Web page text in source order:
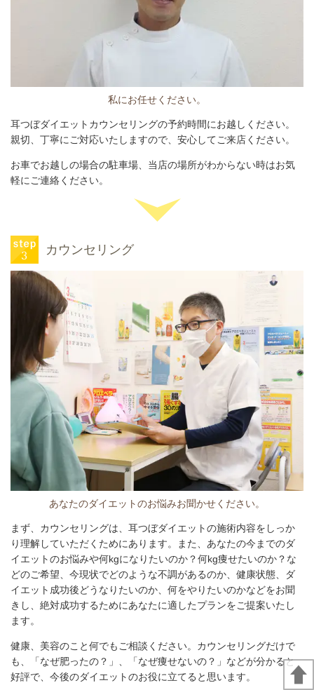
私にお任せください。
耳つぼダイエットカウンセリングの予約時間にお越しください。
親切、丁寧にご対応いたしますので、安心してご来店ください。
お車でお越しの場合の駐車場、当店の場所がわからない時はお気
軽にご連絡ください。
カウンセリング
あなたのダイエットのお悩みお聞かせください。
まず、カウンセリングは、耳つぼダイエットの施術内容をしっか
り理解していただくためにあります。また、 あなたの今までのダ
イエットのお悩みや何kgになりたいのか？何kg痩せたいのか？な
どのご希望、今現状でどのような不調があるのか、健康状態、ダ
イエット成功後どうなりたいのか、何をやりたいのかなどをお聞
きし、絶対成功するためにあなたに適したプランをご提案いたし
ます。
健康、美容のこと何でもご相談ください。カウンセリングだけで
も、「なぜ肥ったの？」、「なぜ痩せないの？」などが分かると
好評で、今後のダイエットのお役に立てると思います。